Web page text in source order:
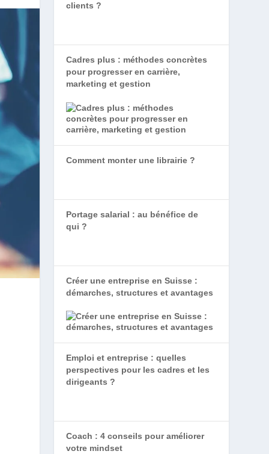
clients ?
Cadres plus : méthodes concrètes
pour progresser en carrière,
marketing et gestion
Comment monter une librairie ?
Portage salarial : au bénéfice de
qui ?
Créer une entreprise en Suisse :
démarches, structures et avantages
Emploi et entreprise : quelles
perspectives pour les cadres et les
dirigeants ?
Coach : 4 conseils pour améliorer
votre mindset